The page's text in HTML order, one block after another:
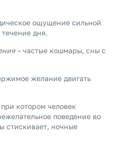
ощущение сильной
дня.
– частые кошмары, сны с
желание двигать
котором человек
поведение во
стискивает, ночные